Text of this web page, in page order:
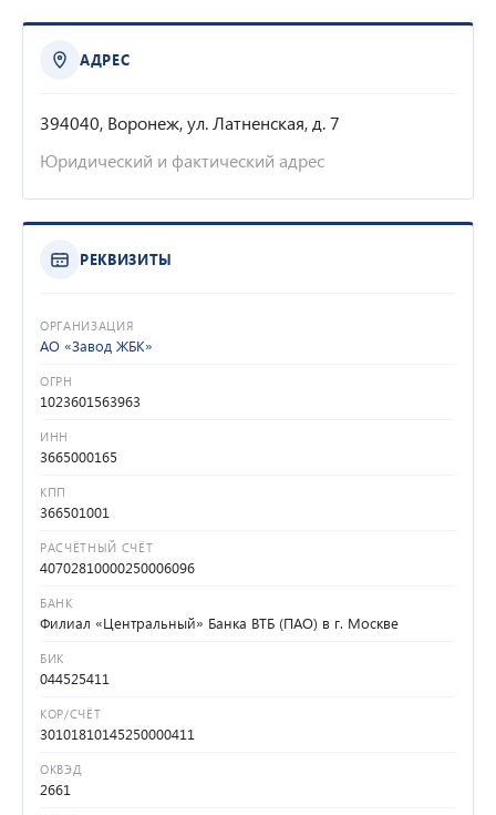
АДРЕС
394040, Воронеж, ул. Латненская, д. 7
Юридический и фактический адрес
РЕКВИЗИТЫ
ОРГАНИЗАЦИЯ
АО «Завод ЖБК»
ОГРН
1023601563963
ИНН
3665000165
КПП
366501001
РАСЧЁТНЫЙ СЧЁТ
40702810000250006096
БАНК
Филиал «Центральный» Банка ВТБ (ПАО) в г. Москве
БИК
044525411
КОР/СЧЁТ
30101810145250000411
ОКВЭД
2661